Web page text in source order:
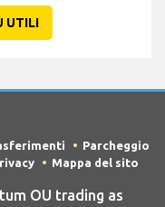
UTILI
Parcheggio
Mappa del sito
OU trading as